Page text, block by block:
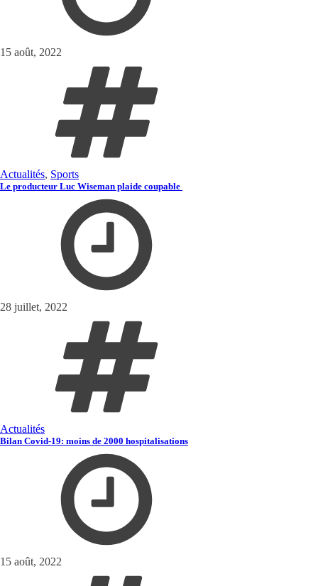
15 août, 2022
Actualités, Sports
Le producteur Luc Wiseman plaide coupable
28 juillet, 2022
Actualités
Bilan Covid-19: moins de 2000 hospitalisations
15 août, 2022